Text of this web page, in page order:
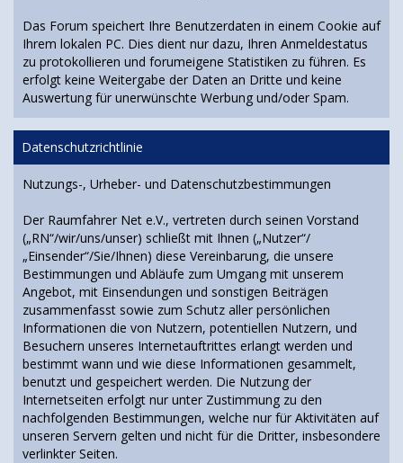
Das Forum speichert Ihre Benutzerdaten in einem Cookie auf
Ihrem lokalen PC. Dies dient nur dazu, Ihren Anmeldestatus
zu protokollieren und forumeigene Statistiken zu führen. Es
erfolgt keine Weitergabe der Daten an Dritte und keine
Auswertung für unerwünschte Werbung und/oder Spam.
Datenschutzrichtlinie
Nutzungs-, Urheber- und Datenschutzbestimmungen
Der Raumfahrer Net e.V., vertreten durch seinen Vorstand
(„RN“/wir/uns/unser) schließt mit Ihnen („Nutzer“/
„Einsender“/Sie/Ihnen) diese Vereinbarung, die unsere
Bestimmungen und Abläufe zum Umgang mit unserem
Angebot, mit Einsendungen und sonstigen Beiträgen
zusammenfasst sowie zum Schutz aller persönlichen
Informationen die von Nutzern, potentiellen Nutzern, und
Besuchern unseres Internetauftrittes erlangt werden und
bestimmt wann und wie diese Informationen gesammelt,
benutzt und gespeichert werden. Die Nutzung der
Internetseiten erfolgt nur unter Zustimmung zu den
nachfolgenden Bestimmungen, welche nur für Aktivitäten auf
unseren Servern gelten und nicht für die Dritter, insbesondere
verlinkter Seiten.